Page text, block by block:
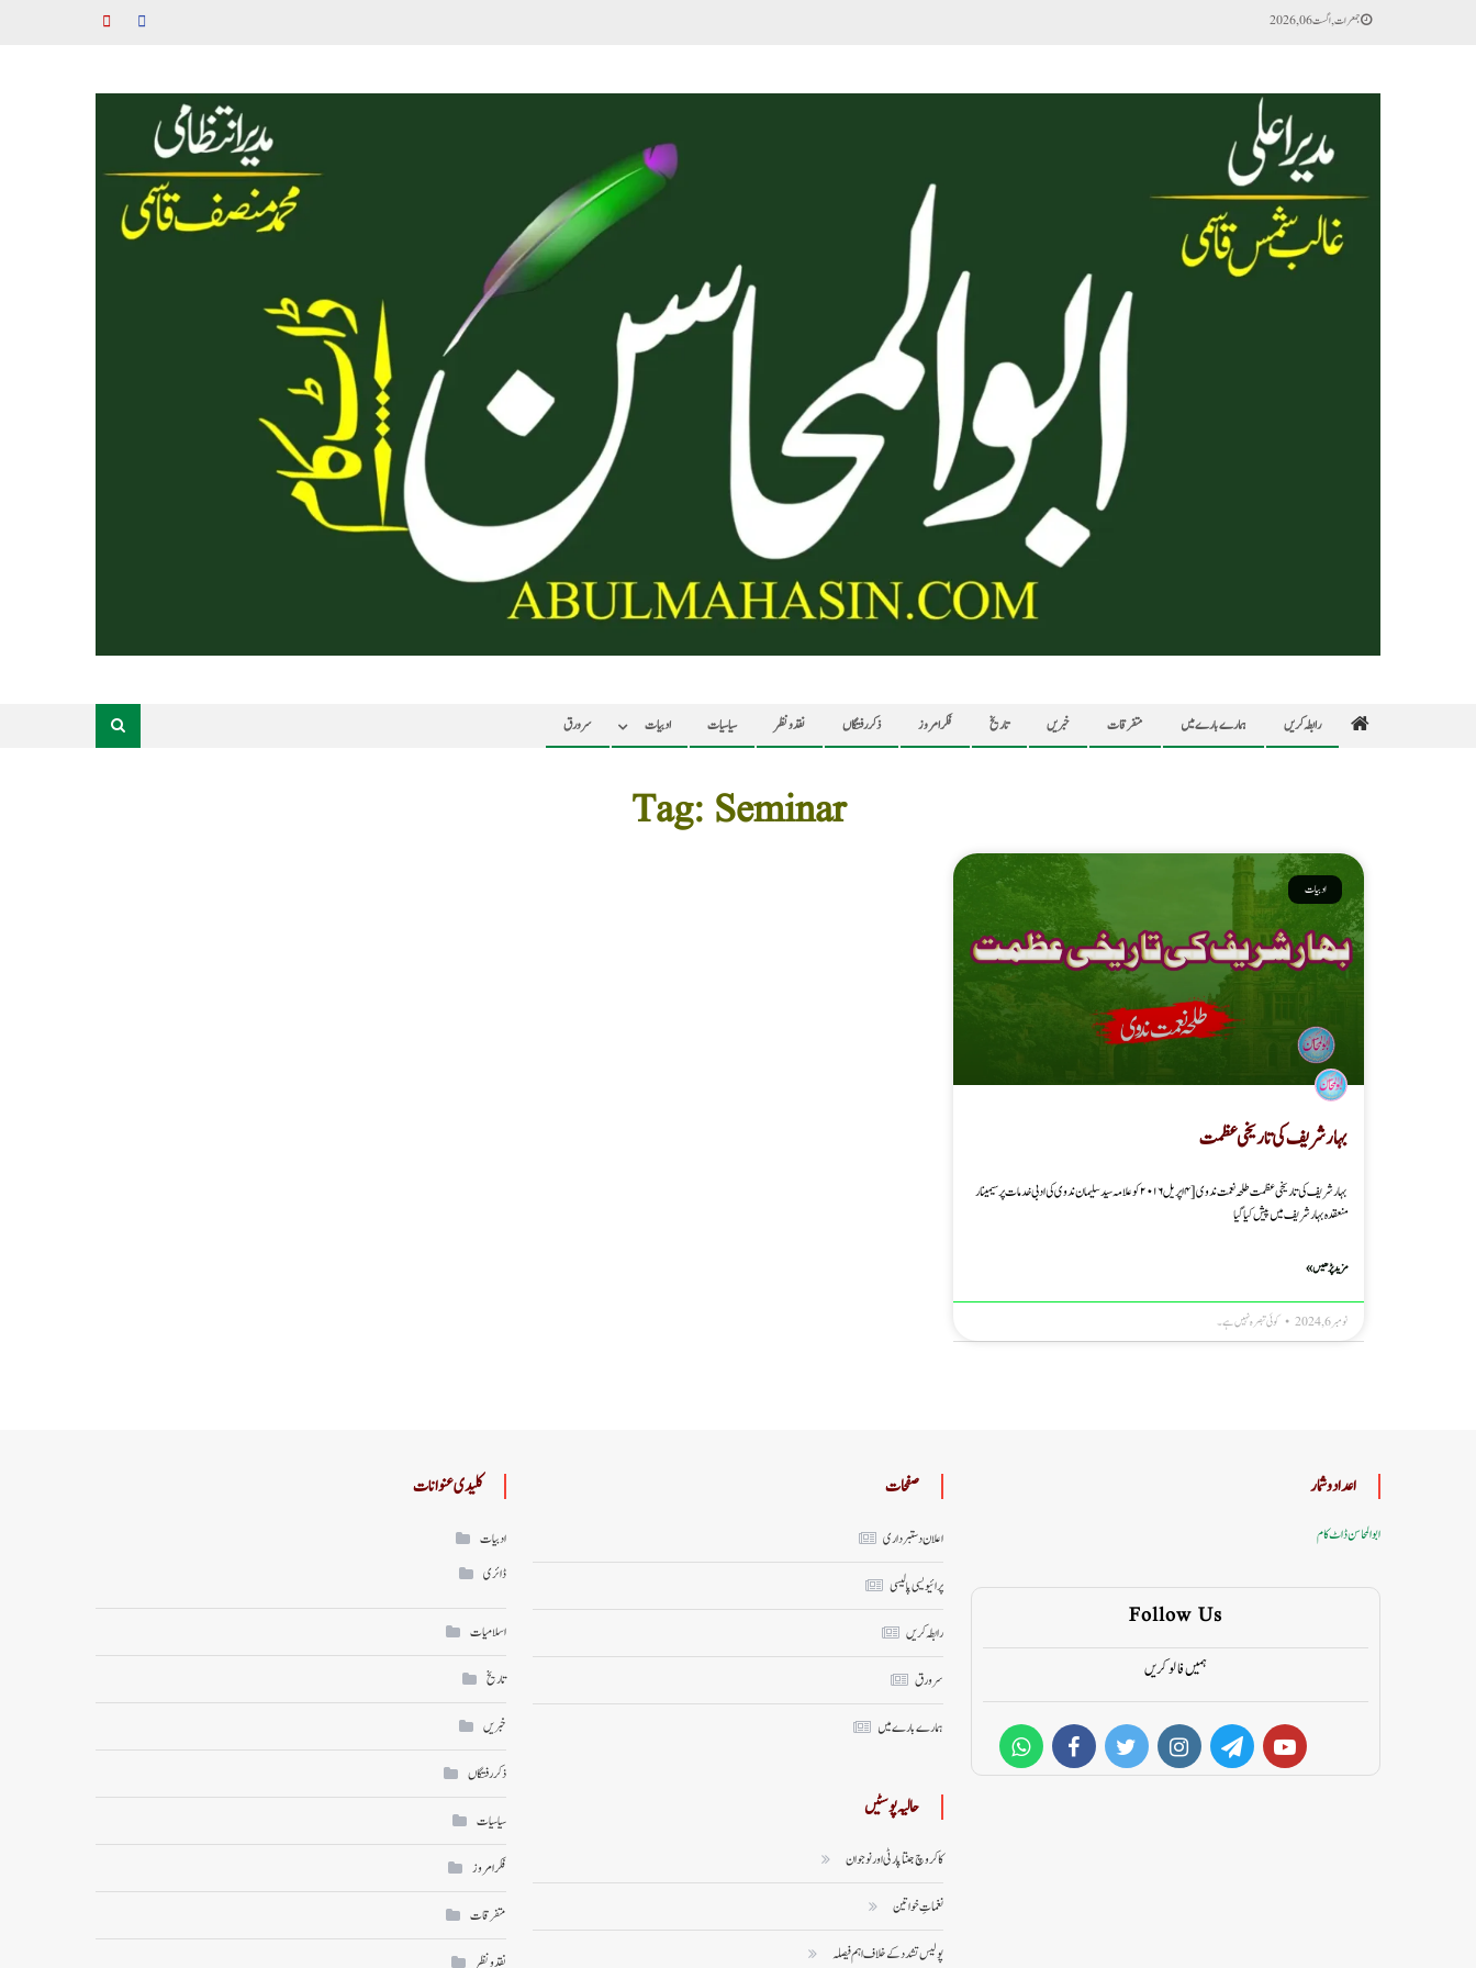
جمعرات, اگست 06, 2026
سرورق ادبیات سیاسیات نقد ونظر ذکر رفتگاں فکر امروز تاریخ خبریں متفرقات ہمارے بارے میں رابطہ کریں
Tag: Seminar
ادبیات
بہارشریف کی تاریخی عظمت
بہارشریف کی تاریخی عظمت طلحہ نعمت ندوی [۴اپریل ۲۰۱۶ کو علامہ سید سلیمان ندوی کی ادبی خدمات پر سیمینار
منعقدہ بہارشریف میں پیش کیا گیا
مزید پڑھیں »
نومبر 6, 2024 کوئی تبصرہ نہیں ہے۔
کلیدی عنوانات
ادبیات
ڈائری
اسلامیات
تاریخ
خبریں
ذکر رفتگاں
سیاسیات
فکر امروز
متفرقات
نقد ونظر
صفحات
اعلان دستبرداری
پرائیویسی پالیسی
رابطہ کریں
سر ورق
ہمارے بارے میں
حالیہ پوسٹیں
کاکروچ جنتا پارٹی اور نوجوان
نغماتِ خواتین
پولیس تشدد کے خلاف اہم فیصلہ
اعداد وشمار
ابوالمحاسن ڈاٹ کام
Follow Us
ہمیں فالو کریں